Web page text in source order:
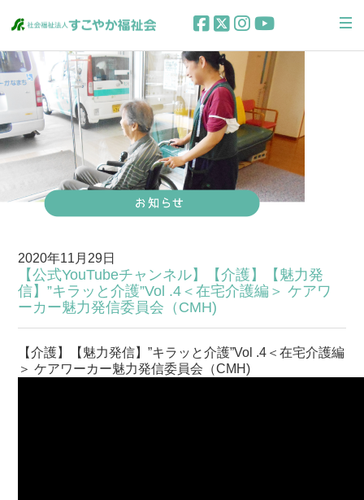
2020年11月29日
【公式YouTubeチャンネル】【介護】【魅力発
信】”キラッと介護”Vol .4＜在宅介護編＞ ケアワ
ーカー魅力発信委員会（CMH)
【介護】【魅力発信】”キラッと介護”Vol .4＜在宅介護編
＞ ケアワーカー魅力発信委員会（CMH)